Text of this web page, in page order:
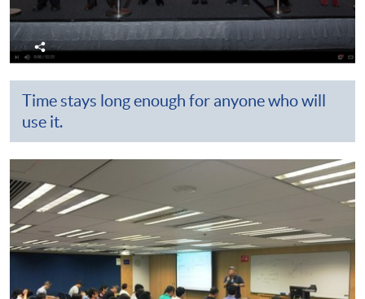
分
享
Time stays long enough for anyone who will
use it.